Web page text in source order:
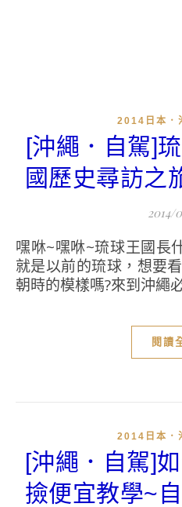
2014日本．
[沖繩．自駕]
國歷史尋訪之
2014/
嘿咻~嘿咻~琉球王國長什麼模樣呢? 現在的沖繩
就是以前的琉球，想要
朝時的模樣嗎?來到沖繩
閱讀
2014日本．
[沖繩．自駕]
撿便宜教學~